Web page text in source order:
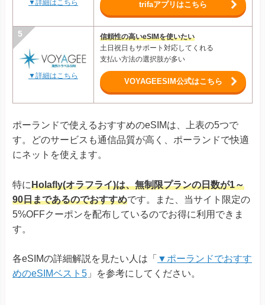
▼詳細はこちら trifaアプリはこちら
▼詳細はこちら
信頼性の高いeSIMを使いたい
土日祝日もサポート対応してくれる
支払い方法の選択肢が多い
VOYAGEESIM公式はこちら
ポーランドで使えるおすすめのeSIMは、上表の5つで
す。どのサービスも通信品質が高く、ポーランドで快適
にネットを使えます。
特にHolafly(オラフライ)は、無制限プランの日数が1～
90日まであるのでおすすめです。また、当サイト限定の
5%OFFクーポンを配布しているのでお得に利用できま
す。
各eSIMの詳細解説を見たい人は「 ▼ポーランドでおすす
めのeSIMベスト5 」を参考にしてください。